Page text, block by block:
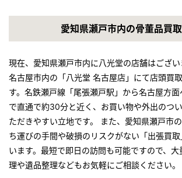
愛知県瀬戸市内の骨董品買
現在、愛知県瀬戸市内に八光堂の店舗はござ
名古屋市内の「八光堂 名古屋店」にて店頭買
す。名鉄瀬戸線「尾張瀬戸駅」から名古屋方
で直通で約30分と近く、お買い物や外出のつ
ただきやすい立地です。 また、愛知県瀬戸市
ち運びの手間や破損のリスクがない「出張買
います。最短で即日の訪問も可能ですので、
理や遺品整理などもお気軽にご相談ください。